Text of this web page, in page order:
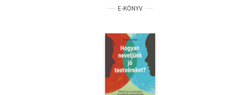
E-KÖNYV